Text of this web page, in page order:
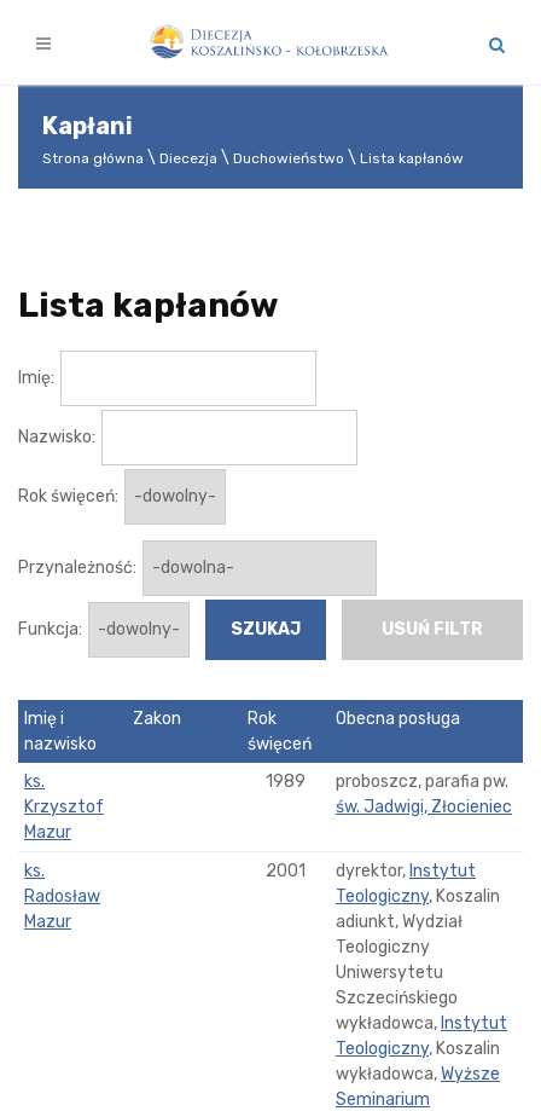
Kapłani
Strona główna Diecezja Duchowieństwo Lista kapłanów
Lista kapłanów
Imię:
Nazwisko:
Rok święceń:
Przynależność:
Funkcja: USUŃ FILTR
Imię i
nazwisko
Zakon
Rok
święceń
Obecna posługa
ks.
Krzysztof
Mazur
1989
proboszcz, parafia pw.
św. Jadwigi, Złocieniec
ks.
Radosław
Mazur
2001 dyrektor, Instytut
Teologiczny, Koszalin
adiunkt, Wydział
Teologiczny
Uniwersytetu
Szczecińskiego
wykładowca, Instytut
Teologiczny, Koszalin
wykładowca,Wyższe
Seminarium